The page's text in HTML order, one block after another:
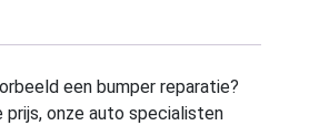
een bumper reparatie?
prijs, onze auto specialisten